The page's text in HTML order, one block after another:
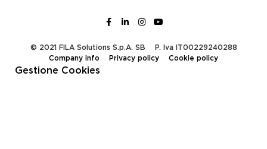
© 2021 FILA Solutions S.p.A. SB
P. Iva IT00229240288
Company info
Privacy policy Cookie policy
Gestione Cookies